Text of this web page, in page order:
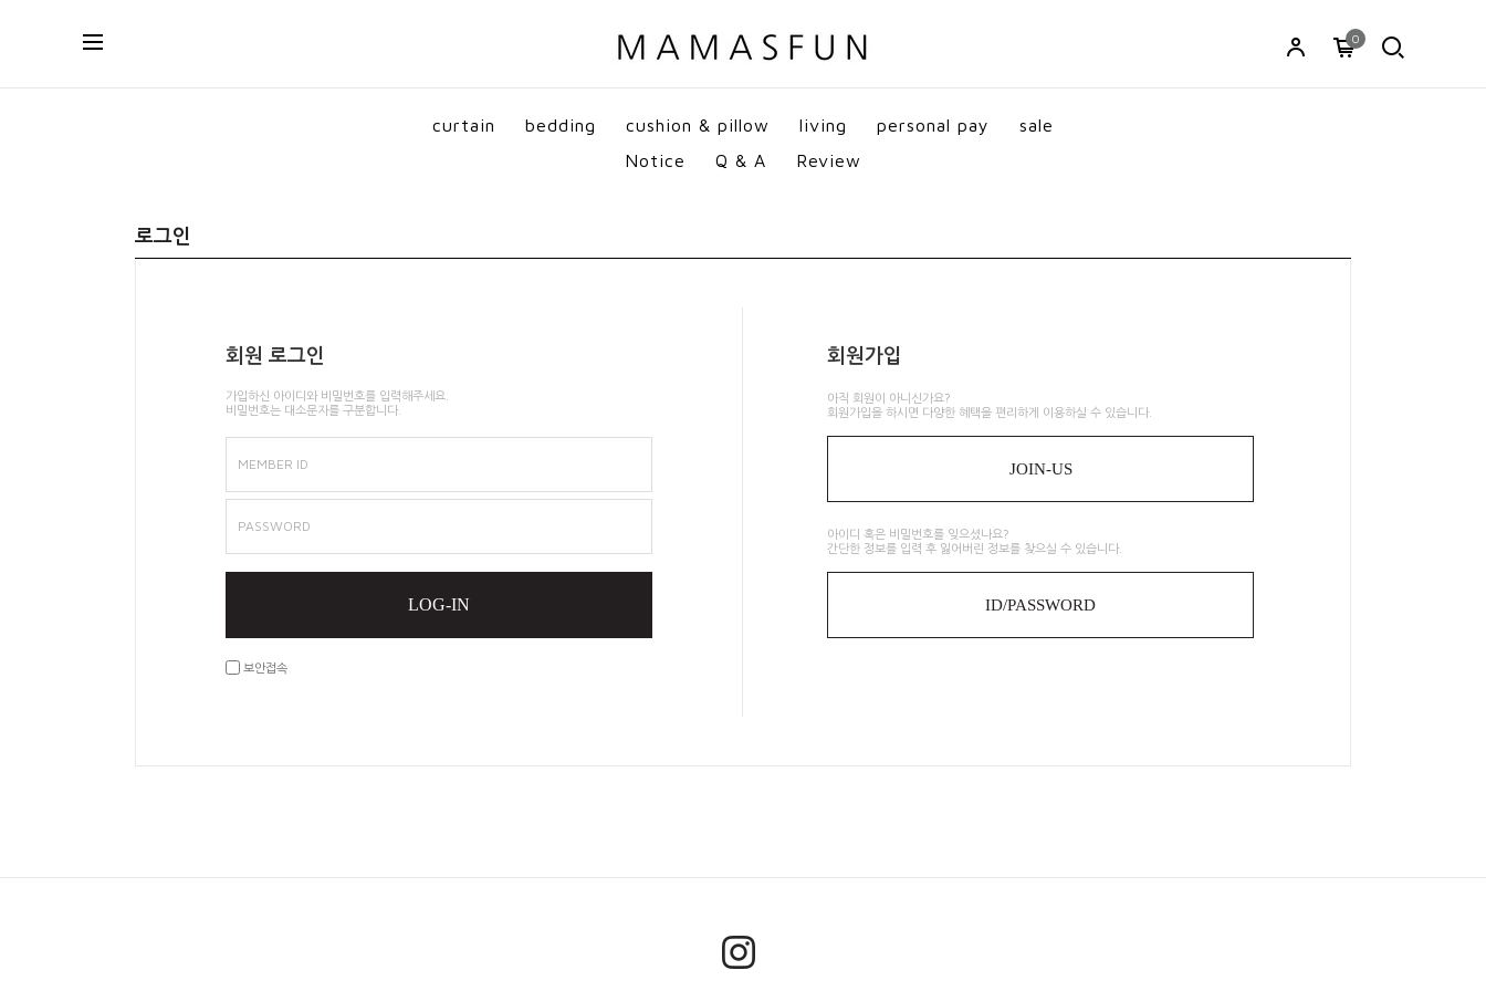
0
curtain bedding cushion & pillow living personal pay
sale
Notice
Q & A Review
로그인
회원 로그인
가입하신 아이디와 비밀번호를 입력해주세요.
비밀번호는 대소문자를 구분합니다.
MEMBER ID
PASSWORD
LOG-IN
보안접속
회원가입
아직 회원이 아니신가요?
회원가입을 하시면 다양한 혜택을 편리하게 이용하실 수 있습니다.
JOIN-US
아이디 혹은 비밀번호를 잊으셨나요?
간단한 정보를 입력 후 잃어버린 정보를 찾으실 수 있습니다.
ID/PASSWORD